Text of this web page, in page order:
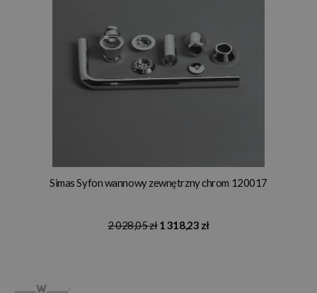
Simas Syfon wannowy zewnętrzny chrom 120017
2 028,05 zł 1 318,23 zł